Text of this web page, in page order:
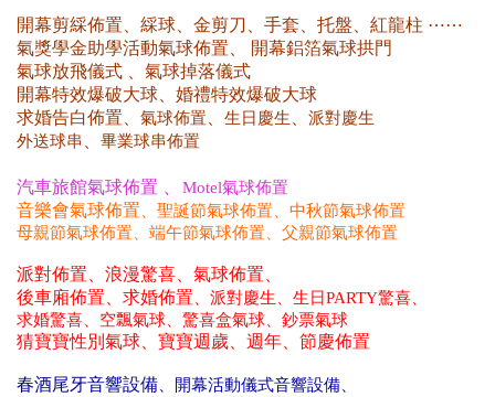
開幕剪綵佈置、綵球、金剪刀、手套、托盤、紅龍柱 ⋯⋯
氣獎學金助學活動氣球佈置、 開幕鋁箔氣球拱門
氣球放飛儀式 、氣球掉落儀式
開幕特效爆破大球、婚禮特效爆破大球
求婚告白佈置
氣球佈置、 生日慶生
派對慶生
外送球串
畢業球串佈置
汽車旅館氣球佈置 、 Motel氣球佈置
音樂會氣球佈置 聖誕節氣球佈置、中秋節氣球佈置
母親節氣球佈置、 端午節氣球佈置、父親節氣球佈置
派對佈置、浪漫驚喜、氣球佈置、
後車廂佈置、求婚佈置
派對慶生、生日PARTY驚喜、
求婚驚喜、空飄氣球、驚喜盒氣球、鈔票氣球
猜寶寶性別氣球、寶寶週歲、週年、節慶佈置
春酒尾牙音響設備、開幕活動儀式音響設備、